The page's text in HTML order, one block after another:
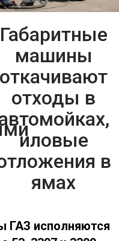
Габаритные
машины
откачивают
отходы в
иловые
в
ямах
ГАЗ исполняются